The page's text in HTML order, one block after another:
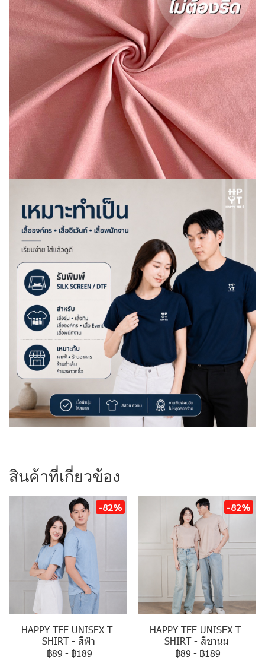
สินค้าที่เกี่ยวข้อง
-82%
HAPPY TEE UNISEX T-
SHIRT - สีฟ้า
฿89 - ฿189
-82%
HAPPY TEE UNISEX T-
SHIRT - สีชานม
฿89 - ฿189